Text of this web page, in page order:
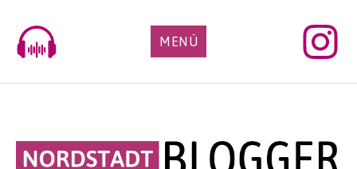
content
MENÜ